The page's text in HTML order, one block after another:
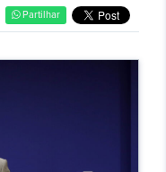
Partilhar